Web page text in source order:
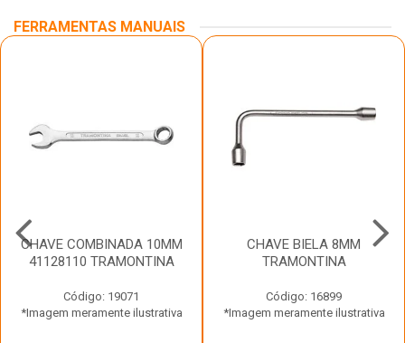
FERRAMENTAS MANUAIS
CHAVE COMBINADA 10MM
41128110 TRAMONTINA
Código: 19071
*Imagem meramente ilustrativa
CHAVE BIELA 8MM
TRAMONTINA
Código: 16899
*Imagem meramente ilustrativa